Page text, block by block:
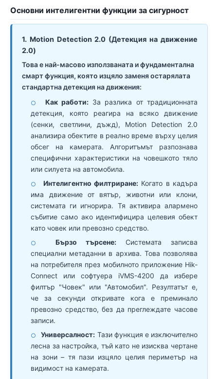
Основни интелигентни функции за сигурност
1. Motion Detection 2.0 (Детекция на движение
2.0)
Това е най-масово използваната и фундаментална
смарт функция, която изцяло заменя остарялата
стандартна детекция на движения:
○ Как работи:За разлика от традиционната
детекция, която реагира на всяко движение
(сенки, светлини, дъжд), Motion Detection 2.0
анализира обектите в реално време върху целия
обсег на камерата. Алгоритъмът разпознава
специфични характеристики на човешкото тяло
или силуета на автомобила.
○ Интелигентно филтриране:Когато в кадъра
има движение от вятър, животни или клони,
системата ги игнорира. Тя активира алармено
събитие само ако идентифицира целевия обект
като човек или превозно средство.
○ Бързо търсене:Системата записва
специални метаданни в архива. Това позволява
на потребителя през мобилното приложение Hik-
Connect или софтуера iVMS-4200 да избере
филтър "Човек" или "Автомобил". Резултатът е,
че за секунди откривате кога е преминало
превозно средство, без да преглеждате часове
записи.
○ Универсалност: Тази функция е изключително
лесна за настройка, тъй като не изисква чертане
на зони – тя пази изцяло целия периметър на
видимост на камерата.